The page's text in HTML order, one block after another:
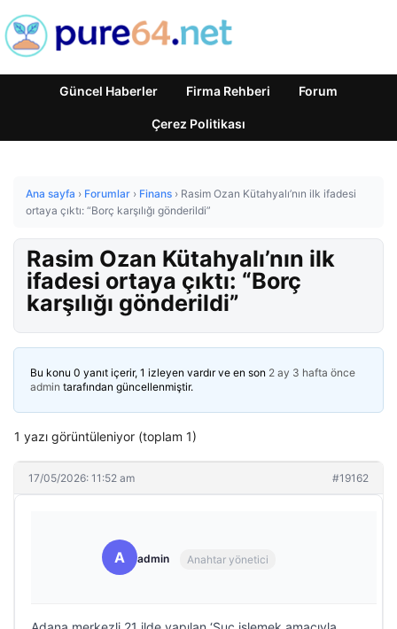
Güncel Haberler Firma Rehberi Forum
Çerez Politikası
Ana sayfa › Forumlar › Finans › Rasim Ozan Kütahyalı’nın ilk ifadesi
ortaya çıktı: “Borç karşılığı gönderildi”
Rasim Ozan Kütahyalı’nın ilk
ifadesi ortaya çıktı: “Borç
karşılığı gönderildi”
Bu konu 0 yanıt içerir, 1 izleyen vardır ve en son 2 ay 3 hafta önce
admin tarafından güncellenmiştir.
1 yazı görüntüleniyor (toplam 1)
17/05/2026: 11:52 am #19162
A admin Anahtar yönetici